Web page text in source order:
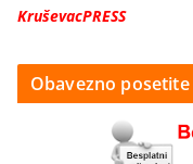
KruševacPRESS
Obavezno posetite